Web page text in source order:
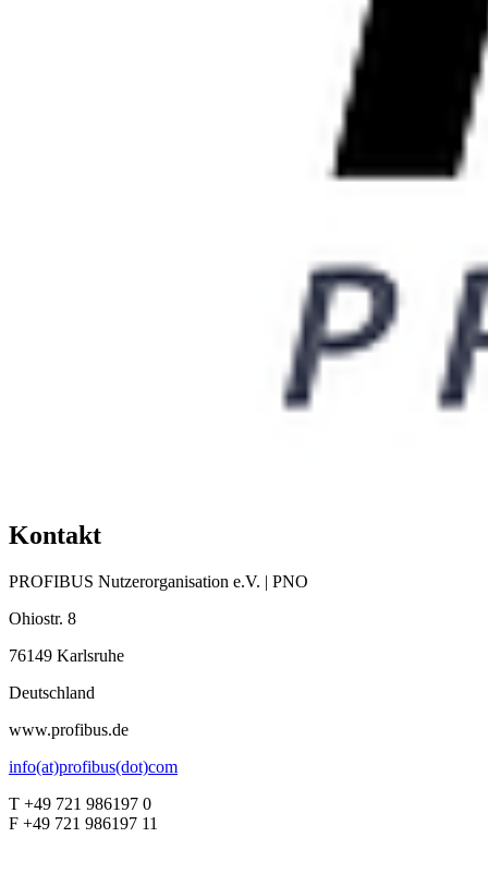
Kontakt
PROFIBUS Nutzerorganisation e.V. | PNO
Ohiostr. 8
76149 Karlsruhe
Deutschland
www.profibus.de
info(at)profibus(dot)com
T +49 721 986197 0
F +49 721 986197 11